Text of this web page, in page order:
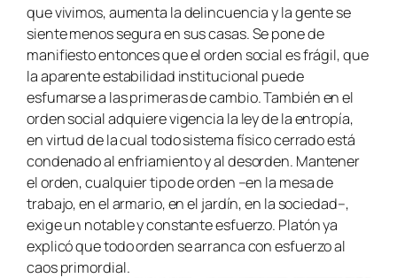
que vivimos, aumenta la delincuencia y la gente se
siente menos segura en sus casas. Se pone de
manifiesto entonces que el orden social es frágil, que
la aparente estabilidad institucional puede
esfumarse a las primeras de cambio. También en el
orden social adquiere vigencia la ley de la entropía,
en virtud de la cual todo sistema físico cerrado está
condenado al enfriamiento y al desorden. Mantener
el orden, cualquier tipo de orden –en la mesa de
trabajo, en el armario, en el jardín, en la sociedad–,
exige un notable y constante esfuerzo. Platón ya
explicó que todo orden se arranca con esfuerzo al
caos primordial.